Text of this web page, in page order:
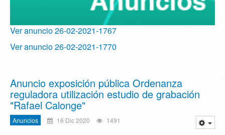
Ver anuncio 26-02-2021-1767
Ver anuncio 26-02-2021-1770
Anuncio exposición pública Ordenanza
reguladora utilización estudio de grabación
"Rafael Calonge"
Anuncios 16 Dic 2020 1491